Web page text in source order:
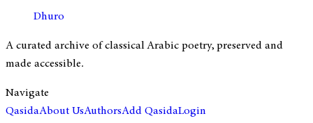
Dhuro
A curated archive of classical Arabic poetry, preserved and
made accessible.
Navigate
QasidaAbout UsAuthorsAdd QasidaLogin